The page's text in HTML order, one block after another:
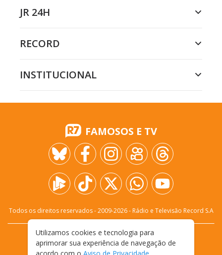
JR 24H
RECORD
INSTITUCIONAL
FAMOSOS E TV
Todos os direitos reservados - 2009-2026- Rádio e Televisão Record S.A
FALE CONOSCO
PRIVACIDADE
TERMOS E CONDIÇÕES DE USO
Utilizamos cookies e tecnologia para
aprimorar sua experiência de navegação de